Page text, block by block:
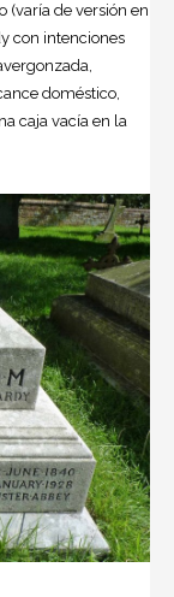
(varía de versión en
con intenciones
doméstico,
caja vacía en la